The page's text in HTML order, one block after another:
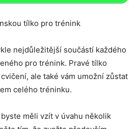
tílko pro trénink
nejdůležitější součástí každého
pro trénink. Pravé tílko
ale také vám umožní zůstat
celého tréninku.
měli vzít v úvahu několik